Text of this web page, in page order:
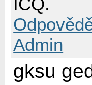
Admin
gksu